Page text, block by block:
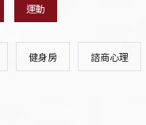
運動
健身房 諮商心理